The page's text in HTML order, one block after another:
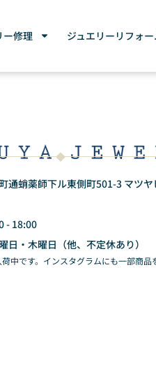
ー修理 ジュエリーリフォー
通蛸薬師下ル東側町501-3 マツヤ
- 18:00
日・木曜日（他、不定休あり）
中です。インスタグラムにも一部商品